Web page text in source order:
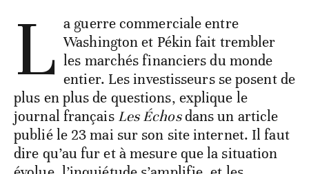
L a guerre commerciale entre
Washington et Pékin fait trembler
les marchés financiers du monde
entier. Les investisseurs se posent de
plus en plus de questions, explique le
journal français Les Échosdans un article
publié le 23 mai sur son site internet. Il faut
dire qu’au fur et à mesure que la situation